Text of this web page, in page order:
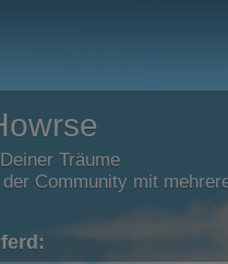
Träume
Community mit